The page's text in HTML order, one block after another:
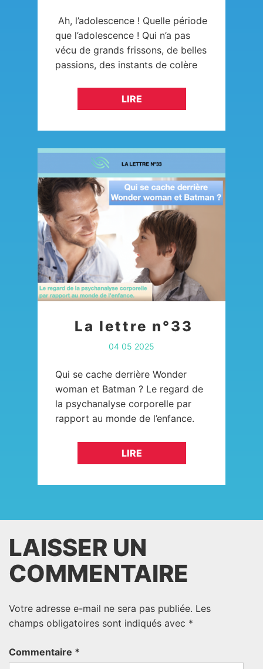
Ah, l’adolescence ! Quelle période
que l’adolescence ! Qui n’a pas
vécu de grands frissons, de belles
passions, des instants de colère
vécu avec fougue…
LIRE
La lettre n°33
04 05 2025
Qui se cache derrière Wonder
woman et Batman ? Le regard de
la psychanalyse corporelle par
rapport au monde de l’enfance.
nous avons abordé le…
LIRE
LAISSER UN
COMMENTAIRE
Votre adresse e-mail ne sera pas publiée. Les
champs obligatoires sont indiqués avec *
Commentaire *